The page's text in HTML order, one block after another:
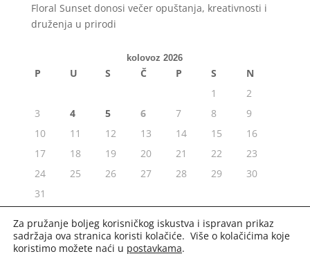
Floral Sunset donosi večer opuštanja, kreativnosti i
druženja u prirodi
kolovoz 2026
P U S Č P S
N
1
2
3
4 5 6 7 8
9
10
11 12 13 14 15
16
17
18 19 20 21 22
23
24
25 26 27 28 29
30
31
« srp
Za pružanje boljeg korisničkog iskustva i ispravan prikaz
sadržaja ova stranica koristi kolačiće. Više o kolačićima koje
koristimo možete naći u postavkama.